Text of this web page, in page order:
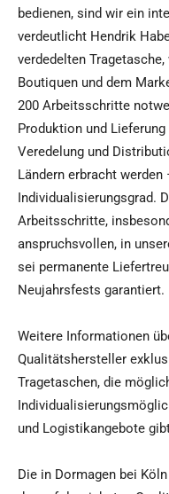
bedienen, sind wir ein
verdeutlicht Hendrik
verdedelten
Boutiquen und dem
200 Arbeitsschritte
Produktion und
Veredelung und
Ländern erbracht
Individualisierungsgrad.
Arbeitsschritte,
anspruchsvollen, in
sei permanente
Neujahrsfests garantiert.
Weitere Informationen
Qualitätshersteller
Tragetaschen, die
und Logistikangebote
Die in Dormagen bei